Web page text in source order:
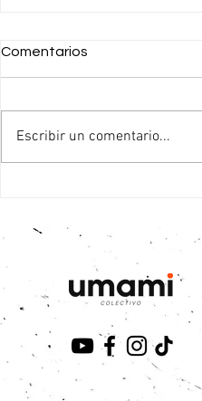
Comentarios
Escribir un comentario...